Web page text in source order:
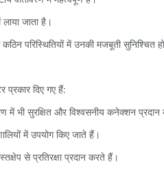
जाता है।
परिस्थितियों में उनकी मजबूती सुनिश्चित
दिए गए हैं:
में भी सुरक्षित और विश्वसनीय कनेक्शन
में उपयोग किए जाते हैं।
से प्रतिरक्षा प्रदान करते हैं।